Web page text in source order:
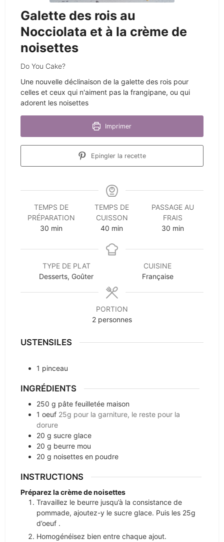
Galette des rois au
Nocciolata et à la crème de
noisettes
Do You Cake?
Une nouvelle déclinaison de la galette des rois pour
celles et ceux qui n'aiment pas la frangipane, ou qui
adorent les noisettes
Imprimer
Epingler la recette
TEMPS DE
PRÉPARATION
30minutes
min
TEMPS DE
CUISSON
40 minutes
min
PASSAGE AU
FRAIS
30 minutes
min
TYPE DE PLAT
Desserts, Goûter
CUISINE
Française
PORTION
2 personnes
USTENSILES
1 pinceau
INGRÉDIENTS
250 g pâte feuilletée maison
1 oeuf 25g pour la garniture, le reste pour la
dorure
20 g sucre glace
20 g beurre mou
20 g noisettes en poudre
INSTRUCTIONS
Préparez la crème de noisettes
Travaillez le beurre jusqu’à la consistance de
pommade, ajoutez-y le sucre glace. Puis les 25g
d’oeuf .
Homogénéisez bien entre chaque ajout.